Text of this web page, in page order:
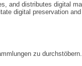
and distributes digital
digital preservation
zu durchstöbern.